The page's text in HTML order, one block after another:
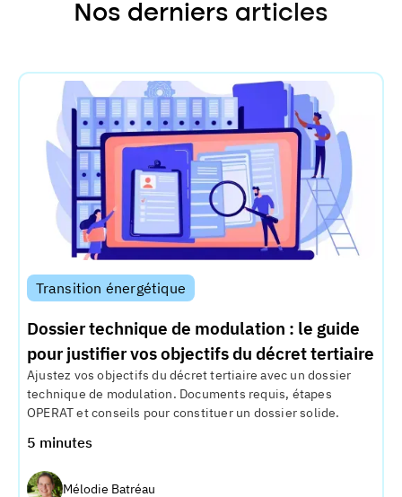
Nos derniers articles
Transition énergétique
Dossier technique de modulation : le guide
pour justifier vos objectifs du décret tertiaire
Ajustez vos objectifs du décret tertiaire avec un dossier
technique de modulation. Documents requis, étapes
OPERAT et conseils pour constituer un dossier solide.
5 minutes
Mélodie Batréau